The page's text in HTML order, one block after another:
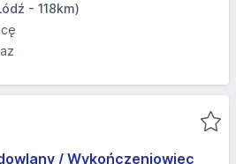
- 118km)
/ Wykończeniowiec